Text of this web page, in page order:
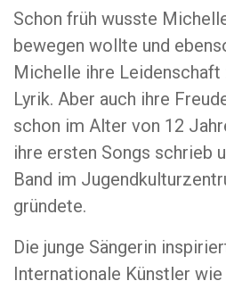
Schon früh wusste
bewegen wollte und
Michelle ihre Leidenschaft
Lyrik. Aber auch ihre
schon im Alter von 12
ihre ersten Songs schrieb
Band im
gründete.
Die junge Sängerin
Internationale Künstler